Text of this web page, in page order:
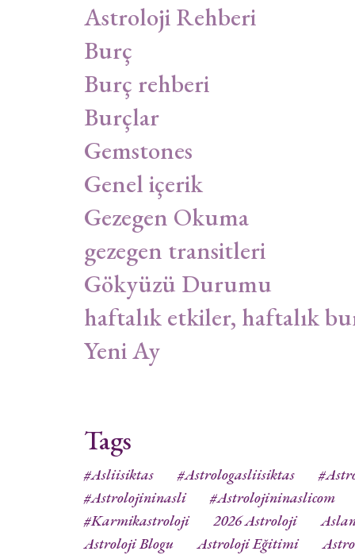
Astroloji Rehberi
Burç
Burç rehberi
Burçlar
Gemstones
Genel içerik
Gezegen Okuma
gezegen transitleri
Gökyüzü Durumu
haftalık etkiler, haftalık
Yeni Ay
Tags
#asliisiktas #astrologasliisiktas
#astrolojininasli
#astrolojininaslicom
#karmikastroloji
2026 Astroloji
Astroloji Blogu
Astroloji Eğitimi